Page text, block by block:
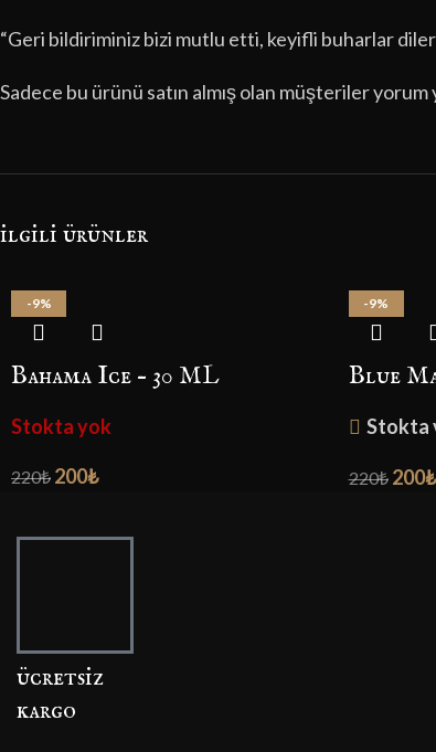
“Geri bildiriminiz bizi mutlu etti, keyifli buharlar
Sadece bu ürünü satın almış olan müşteriler yorum
i̇lgili ürünler
-9%
Bahama Ice – 30 ML
Stokta yok
220₺ 200₺
-9%
Blue
Stokta
220₺ 200₺
ücretsi̇z
kargo